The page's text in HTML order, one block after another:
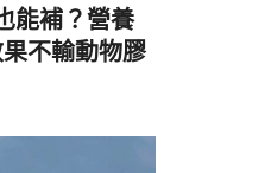
能補？營養
不輸動物膠